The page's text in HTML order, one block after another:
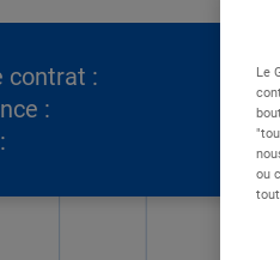
contrat :
:
Le
ou